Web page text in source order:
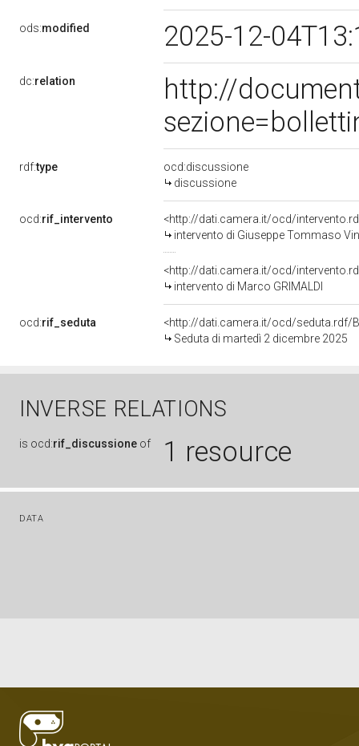
ods:modified 2025-12-
dc:relation
http://
rdf:type
ocd:discussione
discussione
ocd:rif_intervento
<http://dati.camera.it/ocd/
intervento di Giuseppe Tommaso
<http://dati.camera.it/ocd/
intervento di Marco GRIMALDI
ocd:rif_seduta
<http://dati.camera.it/ocd/seduta.rdf/
Seduta di martedì 2 dicembre 2025
INVERSE RELATIONS
is ocd:rif_discussione of 1 resource
DATA